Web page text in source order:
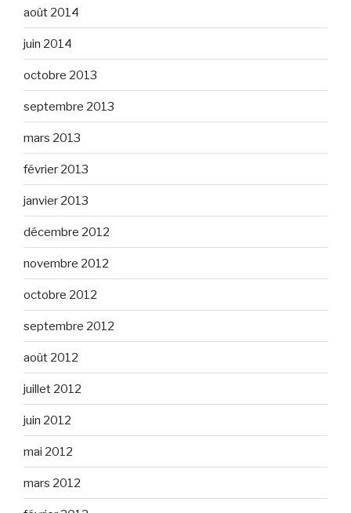
août 2014
juin 2014
octobre 2013
septembre 2013
mars 2013
février 2013
janvier 2013
décembre 2012
novembre 2012
octobre 2012
septembre 2012
août 2012
juillet 2012
juin 2012
mai 2012
mars 2012